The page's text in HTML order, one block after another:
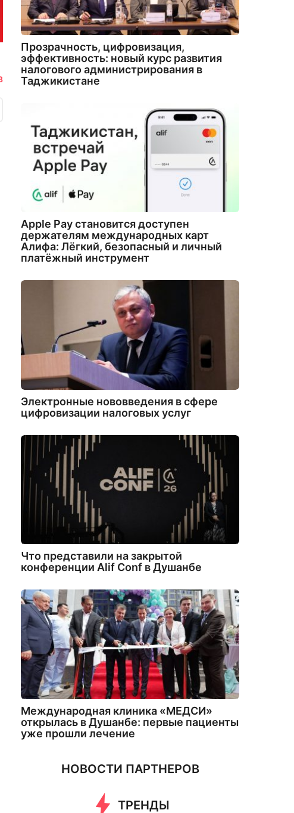
Прозрачность, цифровизация,
эффективность: новый курс развития
налогового администрирования в
Таджикистане
Apple Pay становится доступен
держателям международных карт
Алифа: Лёгкий, безопасный и личный
платёжный инструмент
Электронные нововведения в сфере
цифровизации налоговых услуг
Что представили на закрытой
конференции Alif Conf в Душанбе
Международная клиника «МЕДСИ»
открылась в Душанбе: первые пациенты
уже прошли лечение
НОВОСТИ ПАРТНЕРОВ
ТРЕНДЫ